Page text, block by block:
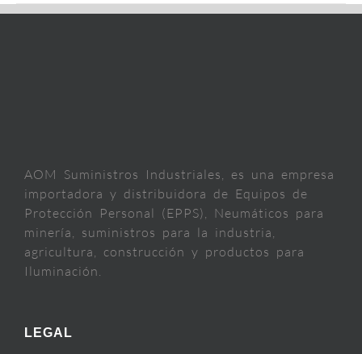
AOM Suministros Industriales, es una empresa
importadora y distribuidora de Equipos de
Protección Personal (EPPS), Neumáticos para
minería, suministros para la industria,
agricultura, construcción y productos para
Iluminación.
LEGAL